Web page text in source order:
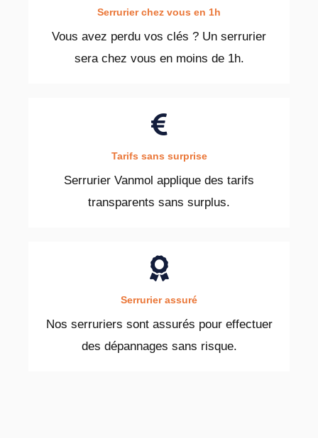
Serrurier chez vous en 1h
Vous avez perdu vos clés ? Un serrurier
sera chez vous en moins de 1h.
Tarifs sans surprise
Serrurier Vanmol applique des tarifs
transparents sans surplus.
Serrurier assuré
Nos serruriers sont assurés pour effectuer
des dépannages sans risque.